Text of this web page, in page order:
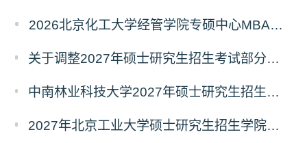
2026北京化工大学经管学院专硕中心MBA拟录取分析解读
关于调整2027年硕士研究生招生考试部分专业初试考试科目及参考书目的公告（二）
中南林业科技大学2027年硕士研究生招生考试初试科目调整情况公告
2027年北京工业大学硕士研究生招生学院、考试科目、考试大纲等调整情况